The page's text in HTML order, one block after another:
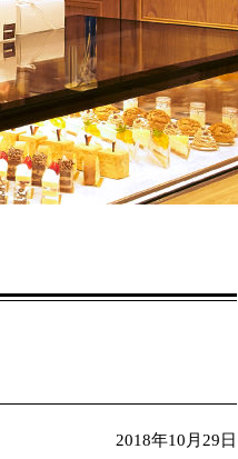
2018年10月29日